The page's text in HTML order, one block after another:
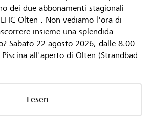
dei due abbonamenti stagionali
Olten . Non vediamo l'ora di
insieme una splendida
Sabato 22 agosto 2026, dalle 8.00
all'aperto di Olten (Strandbad
Lesen